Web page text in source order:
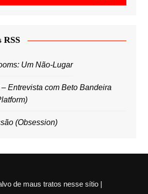
RSS
Um Não-Lugar
Entrevista com Beto Bandeira
(Obsession)
de maus tratos nesse sítio |